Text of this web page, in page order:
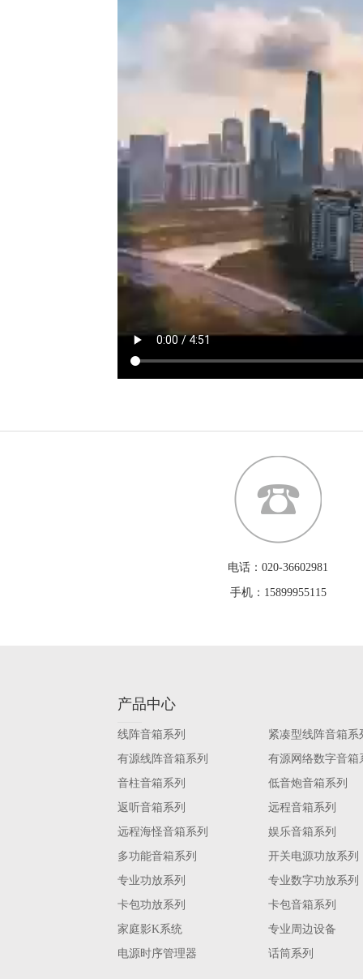
电话：020-36602981
手机：15899955115
产品中心
线阵音箱系列
紧凑型线阵音箱系
有源线阵音箱系列
有源网络数字音箱
音柱音箱系列
低音炮音箱系列
返听音箱系列
远程音箱系列
远程海怪音箱系列
娱乐音箱系列
多功能音箱系列
开关电源功放系列
专业功放系列
专业数字功放系列
卡包功放系列
卡包音箱系列
家庭影K系统
专业周边设备
电源时序管理器
话筒系列